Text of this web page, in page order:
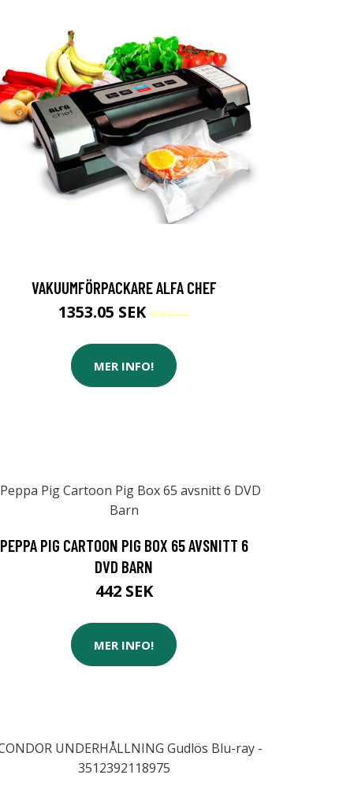
VAKUUMFÖRPACKARE ALFA CHEF
1353.05 SEK 1419 SEK
MER INFO!
PEPPA PIG CARTOON PIG BOX 65 AVSNITT 6
DVD BARN
442 SEK
MER INFO!